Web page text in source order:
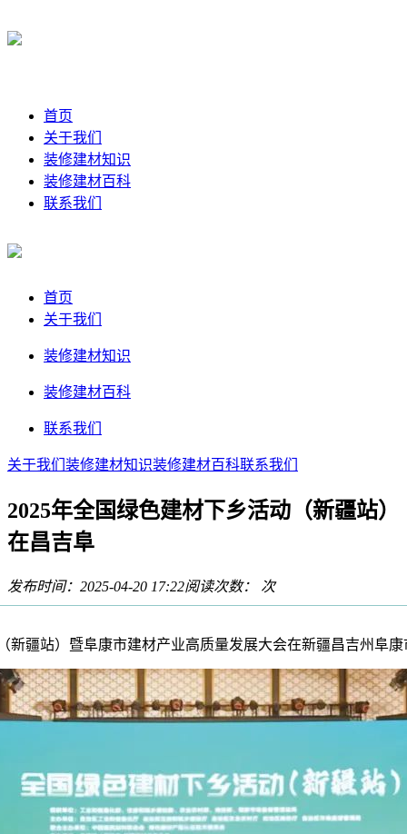
首页
关于我们
装修建材知识
装修建材百科
联系我们
首页
关于我们
装修建材知识
装修建材百科
联系我们
关于我们 装修建材知识装修建材百科联系我们
2025年全国绿色建材下乡活动（新疆站）
在昌吉阜
发布时间：2025-04-20 17:22阅读次数： 次
疆站）暨阜康市建材产业高质量发展大会在新疆昌吉州阜康